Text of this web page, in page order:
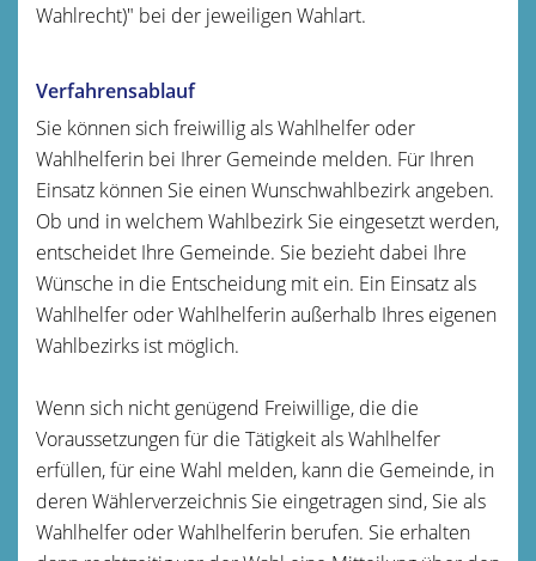
Wahlrecht)" bei der jeweiligen Wahlart.
Verfahrensablauf
Sie können sich freiwillig als Wahlhelfer oder
Wahlhelferin bei Ihrer Gemeinde melden. Für Ihren
Einsatz können Sie einen Wunschwahlbezirk angeben.
Ob und in welchem Wahlbezirk Sie eingesetzt werden,
entscheidet Ihre Gemeinde. Sie bezieht dabei Ihre
Wünsche in die Entscheidung mit ein. Ein Einsatz als
Wahlhelfer oder Wahlhelferin außerhalb Ihres eigenen
Wahlbezirks ist möglich.
Wenn sich nicht genügend Freiwillige, die die
Voraussetzungen für die Tätigkeit als Wahlhelfer
erfüllen, für eine Wahl melden, kann die Gemeinde, in
deren Wählerverzeichnis Sie eingetragen sind, Sie als
Wahlhelfer oder Wahlhelferin berufen. Sie erhalten